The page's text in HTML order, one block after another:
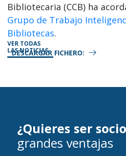
Bibliotecaria (CCB) ha
Grupo de Trabajo
Bibliotecas.
DESCARGAR FICHERO:
VER TODAS
LAS NOTICIAS
¿Quieres ser
grandes ventajas